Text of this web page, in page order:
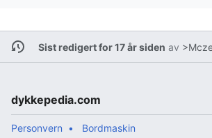
Sist redigert for 17 år siden av
dykkepedia.com
Personvern Bordmaskin